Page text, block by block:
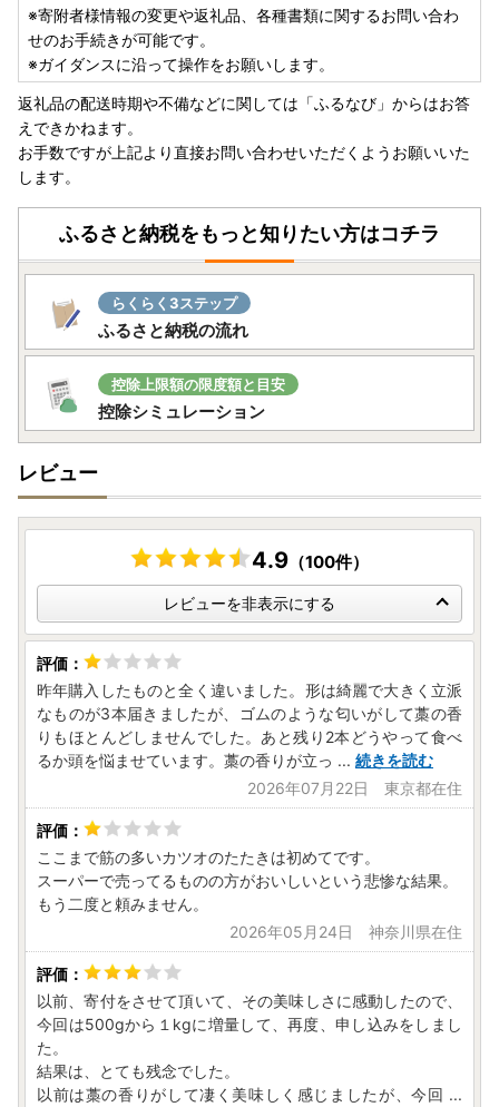
寄附フォームで、『ワンストップ特例申請書について 「希
望する」 』を選択された寄附者様へ、黒潮町より申請書類
を送付いたします。
選択いただいた寄附者様へ順次送付いたしますが、申請書類
が年明けまたは申請期限間際での配達となる可能性がござい
ます。
期限間際で書類が届かない場合は、お申込みサイトまたは以
下にてダウンロードのうえ、申請期限までにご提出をお願い
いたします。
◆寄附毎に申請が必要です。
◆年末から申請期限にかけては、皆さまからのご提出が非常
に集中いたします。
◆期限にかかわらず、早めに申請くださいますよう、ご協力
をお願いいたします。
◆ワンストップ特例申請書類ダウンロードURL
黒潮町公式ホームページ
ワンストップ特例申請申請書（寄附金税額控除に係る申告特
https://www.town.kuroshio.lg.jp/img/files/pv/sosiki/2022/
04/onestop-sinsei202204.pdf
ワンストップ特例申請変更届出書（寄附金税額控除に係る申
告特例申請事項変更届出書）
https://www.town.kuroshio.lg.jp/img/files/pv/sosiki/2022/
04/onestop-sinsei-henkou202204.pdf
マイナンバーカードをお持ちの方はスマートフォンでワンス
トップ特例申請および変更届がオンライン申請できます！
［ふるさと納税総合窓口 ふるまど］
●送付先
〒400-0864 山梨県甲府市湯田二丁目12-18
黒潮町ワンストップ受付センター
※黒潮町は、ワンストップ特例申請受付業務を外部委託し
ています。
＝＝＝＝＝＝＝＝＝＝＝＝＝＝＝＝＝＝＝＝＝＝
◆《重要》ヤマト運輸のお届け先住所変更【転送有料化】に
ついて（ご注意ください！）◆
ヤマト運輸のサービス変更に伴い、2023年6月1日から、送
り状に記載された住所以外にお届け先を変更（転送）する
※寄附者様情報の変更や返礼品、各種書類に関するお問い合わ
せのお手続きが可能です。
※ガイダンスに沿って操作をお願いします。
返礼品の配送時期や不備などに関しては「ふるなび」からはお答
えできかねます。
お手数ですが上記より直接お問い合わせいただくようお願いいた
します。
ふるさと納税をもっと知りたい方はコチラ
らくらく3ステップ
ふるさと納税の流れ
控除上限額の限度額と目安
控除シミュレーション
レビュー
4.9 （100件）
レビューを非表示にする
昨年購入したものと全く違いました。形は綺麗で大きく立派
なものが3本届きましたが、ゴムのような匂いがして藁の香
りもほとんどしませんでした。あと残り2本どうやって食べ
るか頭を悩ませています。藁の香りが立っ ... 続きを読む
2026年07月22日 東京都在住
ここまで筋の多いカツオのたたきは初めてです。
スーパーで売ってるものの方がおいしいという悲惨な結果。
もう二度と頼みません。
2026年05月24日 神奈川県在住
以前、寄付をさせて頂いて、その美味しさに感動したので、
今回は500gから１kgに増量して、再度、申し込みをしまし
た。
結果は、とても残念でした。
以前は藁の香りがして凄く美味しく感じましたが、今回 ...